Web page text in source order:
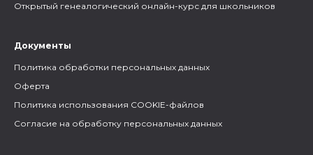
Открытый генеалогический онлайн-курс для школьников
Документы
Политика обработки персональных данных
Оферта
Политика использования COOKIE-файлов
Согласие на обработку персональных данных